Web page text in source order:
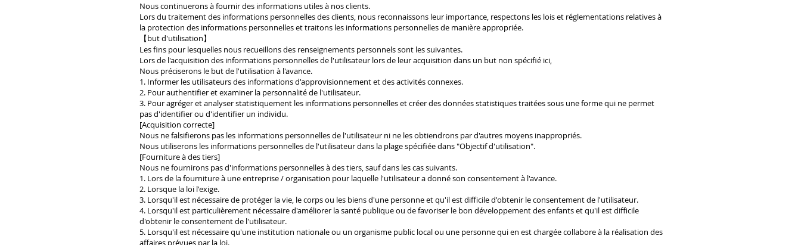
Nous continuerons à fournir des informations utiles à nos clients.
Lors du traitement des informations personnelles des clients, nous reconnaissons leur importance, respectons les lois et réglementations relatives à
la protection des informations personnelles et traitons les informations personnelles de manière appropriée.
【but d'utilisation】
Les fins pour lesquelles nous recueillons des renseignements personnels sont les suivantes.
Lors de l'acquisition des informations personnelles de l'utilisateur lors de leur acquisition dans un but non spécifié ici,
Nous préciserons le but de l'utilisation à l'avance.
1. Informer les utilisateurs des informations d'approvisionnement et des activités connexes.
2. Pour authentifier et examiner la personnalité de l'utilisateur.
3. Pour agréger et analyser statistiquement les informations personnelles et créer des données statistiques traitées sous une forme qui ne permet
pas d'identifier ou d'identifier un individu.
[Acquisition correcte]
Nous ne falsifierons pas les informations personnelles de l'utilisateur ni ne les obtiendrons par d'autres moyens inappropriés.
Nous utiliserons les informations personnelles de l'utilisateur dans la plage spécifiée dans "Objectif d'utilisation".
[Fourniture à des tiers]
Nous ne fournirons pas d'informations personnelles à des tiers, sauf dans les cas suivants.
1. Lors de la fourniture à une entreprise / organisation pour laquelle l'utilisateur a donné son consentement à l'avance.
2. Lorsque la loi l'exige.
3. Lorsqu'il est nécessaire de protéger la vie, le corps ou les biens d'une personne et qu'il est difficile d'obtenir le consentement de l'utilisateur.
4. Lorsqu'il est particulièrement nécessaire d'améliorer la santé publique ou de favoriser le bon développement des enfants et qu'il est difficile
d'obtenir le consentement de l'utilisateur.
5. Lorsqu'il est nécessaire qu'une institution nationale ou un organisme public local ou une personne qui en est chargée collabore à la réalisation des
affaires prévues par la loi.